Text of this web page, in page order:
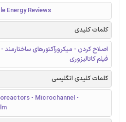
Energy Reviews
کلمات کلیدی
اصلاح کردن - ميکرورآکتورهای ساختارمند
فیلم کاتالیزوری
کلمات کلیدی انگلیسی
- Microchannel -